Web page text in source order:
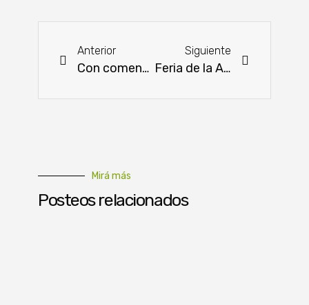
Anterior
Con comentarios positivos finalizó la auditoria del SENASAG
Siguiente
Feria de la Agricultura Familiar será este jueves
Mirá más
Posteos relacionados